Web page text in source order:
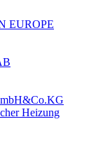
EUROPE
Heizung